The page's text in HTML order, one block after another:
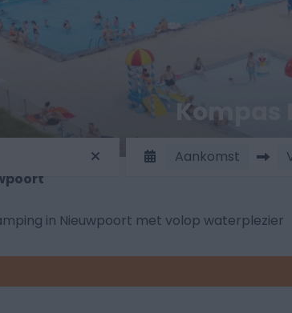
Kompas
Aankomst
in Nieuwpoort met volop waterplezier